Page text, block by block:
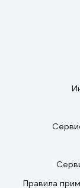
Правила